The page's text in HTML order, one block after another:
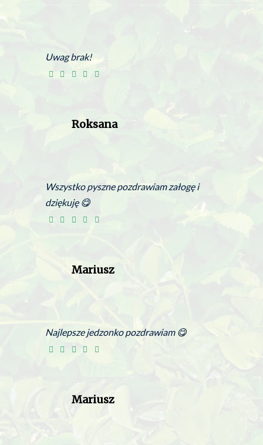
Uwag brak!
Roksana
Wszystko pyszne pozdrawiam załogę i
dziękuję 😋
Mariusz
Najlepsze jedzonko pozdrawiam 😋
Mariusz